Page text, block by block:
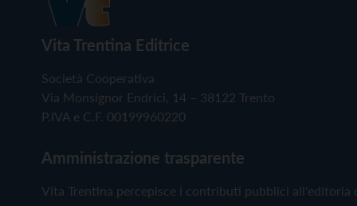
Vita Trentina Editrice
Società Cooperativa
Via Monsignor Endrici, 14 – 38122 Trento
P.IVA e C.F. 00199960220
Amministrazione trasparente
Vita Trentina percepisce i contributi pubblici all'editoria